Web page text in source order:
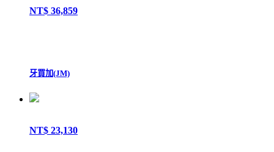
NT$ 36,859
牙買加(JM)
NT$ 23,130